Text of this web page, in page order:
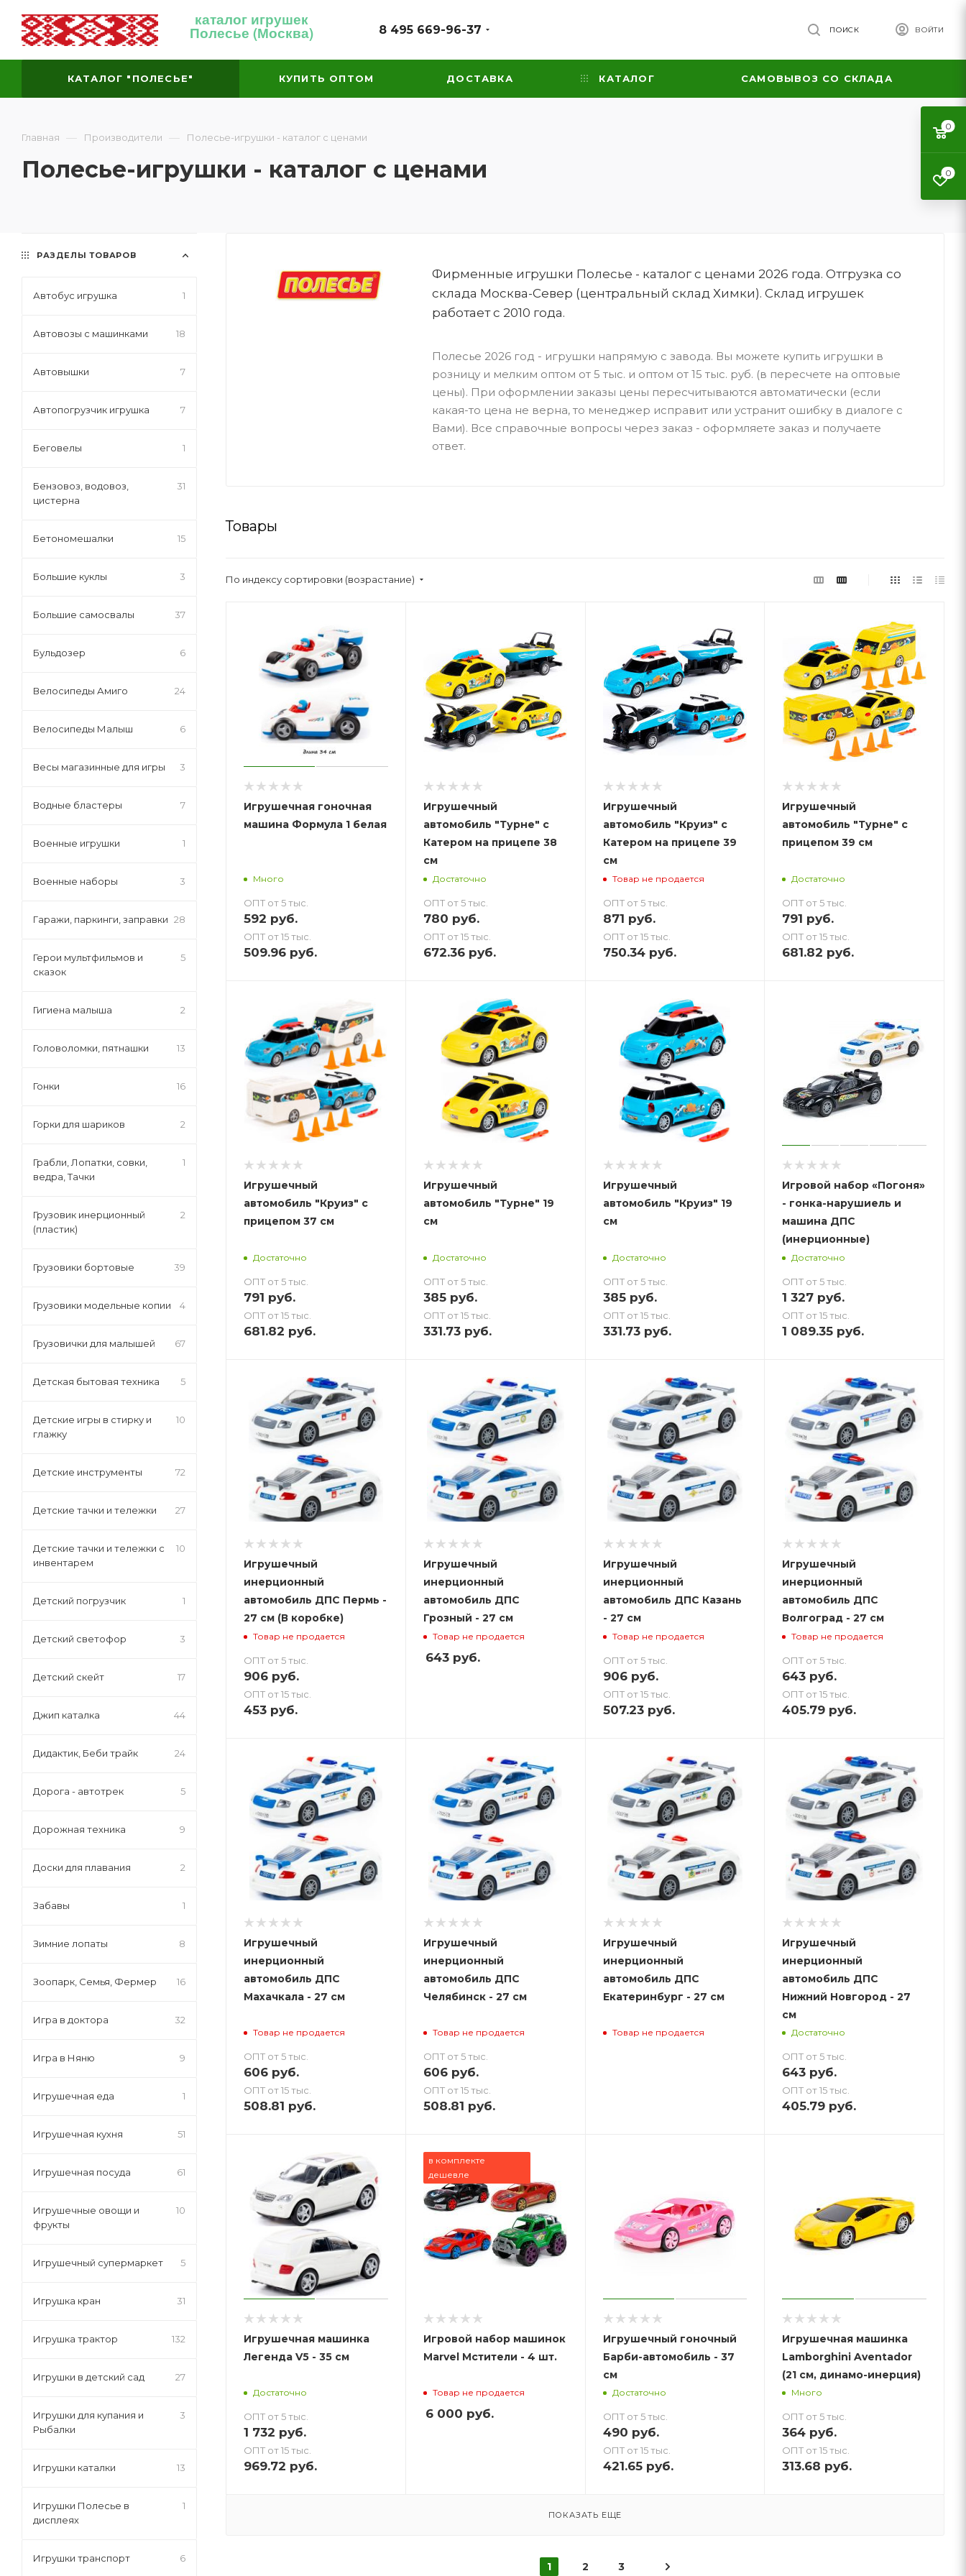
каталог игрушек
Полесье (Москва) 8 495 669-96-37 ВОЙТИ
ПОИСК
КАТАЛОГ "ПОЛЕСЬЕ" КУПИТЬ ОПТОМ ДОСТАВКА КАТАЛОГ САМОВЫВОЗ СО СКЛАДА
Главная — Производители — Полесье-игрушки - каталог с ценами
Полесье-игрушки - каталог с ценами
Фирменные игрушки Полесье - каталог с ценами 2026 года. Отгрузка со
склада Москва-Север (центральный склад Химки). Склад игрушек
работает с 2010 года.
Полесье 2026 год - игрушки напрямую с завода. Вы можете купить игрушки в
розницу и мелким оптом от 5 тыс. и оптом от 15 тыс. руб. (в пересчете на оптовые
цены). При оформлении заказы цены пересчитываются автоматически (если
какая-то цена не верна, то менеджер исправит или устранит ошибку в диалоге с
Вами). Все справочные вопросы через заказ - оформляете заказ и получаете
ответ.
Товары
По индексу сортировки (возрастание)
Игрушечная гоночная
машина Формула 1 белая
Много
ОПТ от 5 тыс.
592 руб.
ОПТ от 15 тыс.
509.96 руб.
Игрушечный
автомобиль "Турне" с
Катером на прицепе 38
см
Достаточно
ОПТ от 5 тыс.
780 руб.
ОПТ от 15 тыс.
672.36руб.
Игрушечный
автомобиль "Круиз" с
Катером на прицепе 39
см
Товар не продается
ОПТ от 5 тыс.
871 руб.
ОПТ от 15 тыс.
750.34руб.
Игрушечный
автомобиль "Турне" с
прицепом 39 см
Достаточно
ОПТ от 5 тыс.
791 руб.
ОПТ от 15 тыс.
681.82 руб.
Игрушечный
автомобиль "Круиз" с
прицепом 37 см
Достаточно
ОПТ от 5 тыс.
791 руб.
ОПТ от 15 тыс.
681.82 руб.
Игрушечный
автомобиль "Турне" 19
см
Достаточно
ОПТ от 5 тыс.
385руб.
ОПТ от 15 тыс.
331.73руб.
Игрушечный
автомобиль "Круиз" 19
см
Достаточно
ОПТ от 5 тыс.
385руб.
ОПТ от 15 тыс.
331.73руб.
Игровой набор «Погоня»
- гонка-нарушиель и
машина ДПС
(инерционные)
Достаточно
ОПТ от 5 тыс.
1 327 руб.
ОПТ от 15 тыс.
1 089.35 руб.
Игрушечный
инерционный
автомобиль ДПС Пермь -
27 см (В коробке)
Товар не продается
ОПТ от 5 тыс.
906 руб.
ОПТ от 15 тыс.
453 руб.
Игрушечный
инерционный
автомобиль ДПС
Грозный - 27 см
Товар не продается
643руб.
Игрушечный
инерционный
автомобиль ДПС Казань
- 27 см
Товар не продается
ОПТ от 5 тыс.
906руб.
ОПТ от 15 тыс.
507.23руб.
Игрушечный
инерционный
автомобиль ДПС
Волгоград - 27 см
Товар не продается
ОПТ от 5 тыс.
643 руб.
ОПТ от 15 тыс.
405.79 руб.
Игрушечный
инерционный
автомобиль ДПС
Махачкала - 27 см
Товар не продается
ОПТ от 5 тыс.
606 руб.
ОПТ от 15 тыс.
508.81 руб.
Игрушечный
инерционный
автомобиль ДПС
Челябинск - 27 см
Товар не продается
ОПТ от 5 тыс.
606руб.
ОПТ от 15 тыс.
508.81 руб.
Игрушечный
инерционный
автомобиль ДПС
Екатеринбург - 27 см
Товар не продается
Игрушечный
инерционный
автомобиль ДПС
Нижний Новгород - 27
см
Достаточно
ОПТ от 5 тыс.
643 руб.
ОПТ от 15 тыс.
405.79 руб.
Игрушечная машинка
Легенда V5 - 35 см
Достаточно
ОПТ от 5 тыс.
1 732 руб.
ОПТ от 15 тыс.
969.72 руб.
в комплекте
дешевле
Игровой набор машинок
Marvel Мстители - 4 шт.
Товар не продается
6 000 руб.
Игрушечный гоночный
Барби-автомобиль - 37
см
Достаточно
ОПТ от 5 тыс.
490 руб.
ОПТ от 15 тыс.
421.65руб.
Игрушечная машинка
Lamborghini Aventador
(21 см, динамо-инерция)
Много
ОПТ от 5 тыс.
364 руб.
ОПТ от 15 тыс.
313.68 руб.
ПОКАЗАТЬ ЕЩЕ
1 2 3
РАЗДЕЛЫ ТОВАРОВ
Автобус игрушка 1
Автовозы с машинками 18
Автовышки 7
Автопогрузчик игрушка 7
Беговелы 1
Бензовоз, водовоз,
цистерна
31
Бетономешалки 15
Большие куклы 3
Большие самосвалы 37
Бульдозер 6
Велосипеды Амиго 24
Велосипеды Малыш 6
Весы магазинные для игры 3
Водные бластеры 7
Военные игрушки 1
Военные наборы 3
Гаражи, паркинги, заправки 28
Герои мультфильмов и
сказок
5
Гигиена малыша 2
Головоломки, пятнашки 13
Гонки 16
Горки для шариков 2
Грабли, Лопатки, совки,
ведра, Тачки
1
Грузовик инерционный
(пластик)
2
Грузовики бортовые 39
Грузовики модельные копии 4
Грузовички для малышей 67
Детская бытовая техника 5
Детские игры в стирку и
глажку
10
Детские инструменты 72
Детские тачки и тележки 27
Детские тачки и тележки с
инвентарем
10
Детский погрузчик 1
Детский светофор 3
Детский скейт 17
Джип каталка 44
Дидактик, Беби трайк 24
Дорога - автотрек 5
Дорожная техника 9
Доски для плавания 2
Забавы 1
Зимние лопаты 8
Зоопарк, Семья, Фермер 16
Игра в доктора 32
Игра в Няню 9
Игрушечная еда 1
Игрушечная кухня 51
Игрушечная посуда 61
Игрушечные овощи и
фрукты
10
Игрушечный супермаркет 5
Игрушка кран 31
Игрушка трактор 132
Игрушки в детский сад 27
Игрушки для купания и
Рыбалки
3
Игрушки каталки 13
Игрушки Полесье в
дисплеях
1
Игрушки транспорт 6
0
0